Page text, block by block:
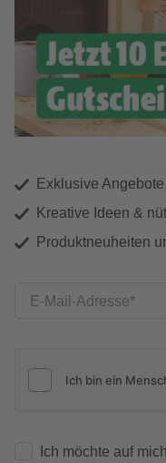
Exklusive
Kreative Ideen &
Produktneuheiten
E-Mail-Adresse
Ich möchte auf mich